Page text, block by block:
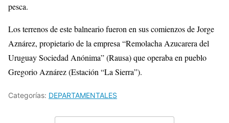
pesca.
Los terrenos de este balneario fueron en sus comienzos de Jorge
Aznárez, propietario de la empresa “Remolacha Azucarera del
Uruguay Sociedad Anónima” (Rausa) que operaba en pueblo
Gregorio Aznárez (Estación “La Sierra”).
Categorías: DEPARTAMENTALES